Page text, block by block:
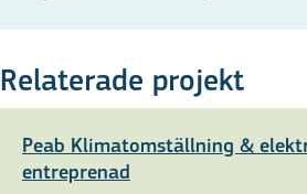
Relaterade projekt
Peab Klimatomställning &
entreprenad